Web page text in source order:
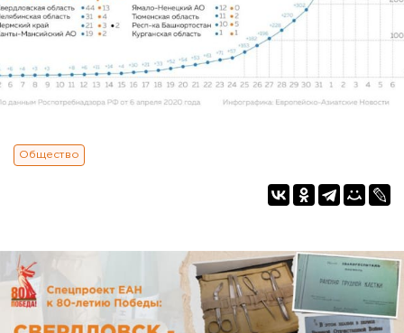
Общество